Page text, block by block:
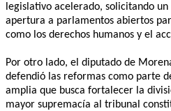
legislativo acelerado, solicitando
apertura a parlamentos abiertos
como los derechos humanos y el
Por otro lado, el diputado de
defendió las reformas como parte
amplia que busca fortalecer la
mayor supremacía al tribunal